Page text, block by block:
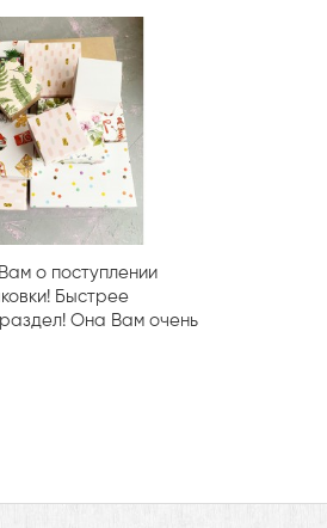
о поступлении
Быстрее
Она Вам очень